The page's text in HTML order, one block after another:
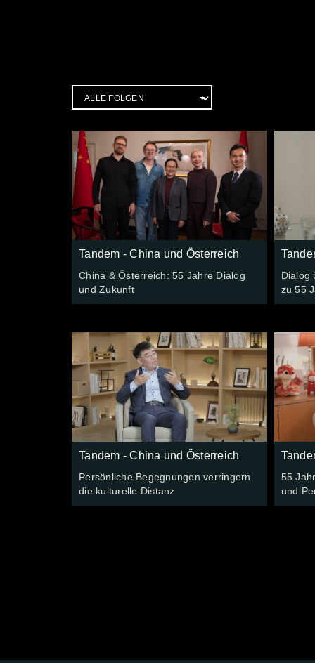
Tandem - China und Österreich
China & Österreich: 55 Jahre Dialog
und Zukunft
Dialog
zu 55
Tandem - China und Österreich
Persönliche Begegnungen verringern
die kulturelle Distanz
55
und